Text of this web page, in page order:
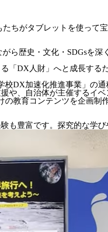
ちがタブレットを使っ
ら歴史・文化・SDGsを深
DX人財」へと成長する
校DX加速化推進事業」
や、自治体が主催するイ
教育コンテンツを企画
豊富です。探究的な学